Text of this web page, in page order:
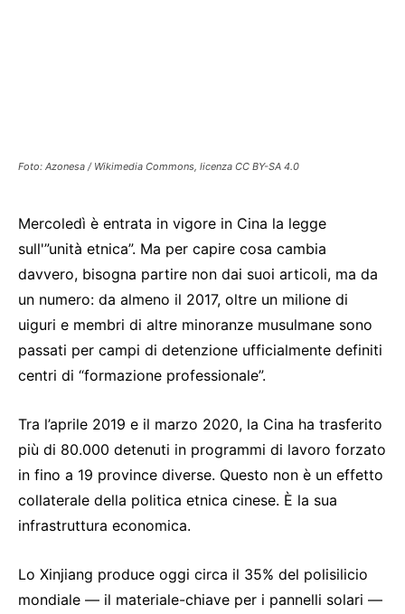
Foto: Azonesa / Wikimedia Commons, licenza CC BY-SA 4.0
Mercoledì è entrata in vigore in Cina la legge
sull'”unità etnica”. Ma per capire cosa cambia
davvero, bisogna partire non dai suoi articoli, ma da
un numero: da almeno il 2017, oltre un milione di
uiguri e membri di altre minoranze musulmane sono
passati per campi di detenzione ufficialmente definiti
centri di “formazione professionale”.
Tra l’aprile 2019 e il marzo 2020, la Cina ha trasferito
più di 80.000 detenuti in programmi di lavoro forzato
in fino a 19 province diverse. Questo non è un effetto
collaterale della politica etnica cinese. È la sua
infrastruttura economica.
Lo Xinjiang produce oggi circa il 35% del polisilicio
mondiale — il materiale-chiave per i pannelli solari —